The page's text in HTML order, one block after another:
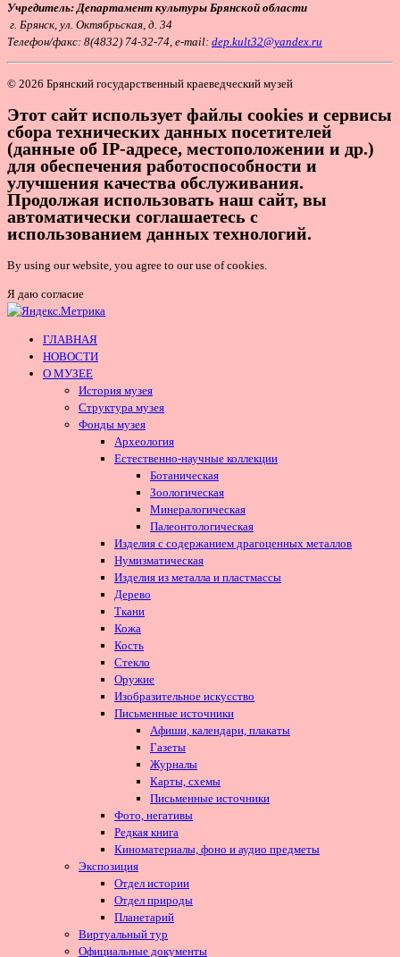
Учредитель: Департамент культуры Брянской области
г. Брянск, ул. Октябрьская, д. 34
Телефон/факс: 8(4832) 74-32-74, e-mail: dep.kult32@yandex.ru
© 2026 Брянский государственный краеведческий музей
Этот сайт использует файлы cookies и сервисы
сбора технических данных посетителей
(данные об IP-адресе, местоположении и др.)
для обеспечения работоспособности и
улучшения качества обслуживания.
Продолжая использовать наш сайт, вы
автоматически соглашаетесь с
использованием данных технологий.
By using our website, you agree to our use of cookies.
Я даю согласие
ГЛАВНАЯ
НОВОСТИ
О МУЗЕЕ
История музея
Структура музея
Фонды музея
Археология
Естественно-научные коллекции
Ботаническая
Зоологическая
Минералогическая
Палеонтологическая
Изделия с содержанием драгоценных металлов
Нумизматическая
Изделия из металла и пластмассы
Дерево
Ткани
Кожа
Кость
Стекло
Оружие
Изобразительное искусство
Письменные источники
Афиши, календари, плакаты
Газеты
Журналы
Карты, схемы
Письменные источники
Фото, негативы
Редкая книга
Киноматериалы, фоно и аудио предметы
Экспозиция
Отдел истории
Отдел природы
Планетарий
Виртуальный тур
Официальные документы